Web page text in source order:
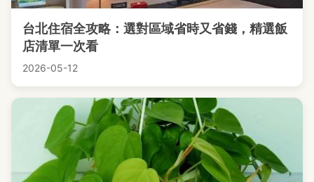
台北住宿全攻略：選對區域省時又省錢，精選飯
店清單一次看
2026-05-12